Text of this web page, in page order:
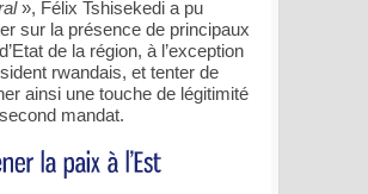
», Félix Tshisekedi a pu
sur la présence de principaux
de la région, à l’exception
rwandais, et tenter de
ainsi une touche de légitimité
mandat.